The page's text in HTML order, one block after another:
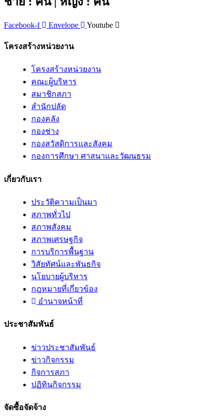
Facebook-f Envelope Youtube
โครงสร้างหน่วยงาน
โครงสร้างหน่วยงาน
คณะผู้บริหาร
สมาชิกสภา
สำนักปลัด
กองคลัง
กองช่าง
กองสวัสดิการและสังคม
กองการศึกษา ศาสนาและวัฒนธรม
เกี่ยวกับเรา
ประวัติความเป็นมา
สภาพทั่วไป
สภาพสังคม
สภาพเศรษฐกิจ
การบริการพื้นฐาน
วิสัยทัศน์และพันธกิจ
นโยบายผู้บริหาร
กฎหมายที่เกี่ยวข้อง
อํานาจหน้าที่
ประชาสัมพันธ์
ข่าวประชาสัมพันธ์
ข่าวกิจกรรม
กิจการสภา
ปฏิทินกิจกรรม
จัดซื้อจัดจ้าง